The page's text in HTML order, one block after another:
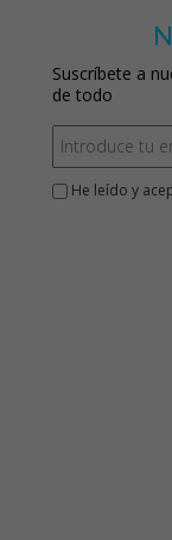
Suscríbete a
de todo
He leído y